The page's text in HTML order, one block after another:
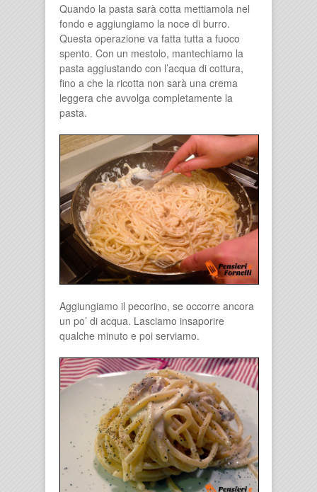
Quando la pasta sarà cotta mettiamola nel
fondo e aggiungiamo la noce di burro.
Questa operazione va fatta tutta a fuoco
spento. Con un mestolo, mantechiamo la
pasta aggiustando con l’acqua di cottura,
fino a che la ricotta non sarà una crema
leggera che avvolga completamente la
pasta.
Aggiungiamo il pecorino, se occorre ancora
un po’ di acqua. Lasciamo insaporire
qualche minuto e poi serviamo.